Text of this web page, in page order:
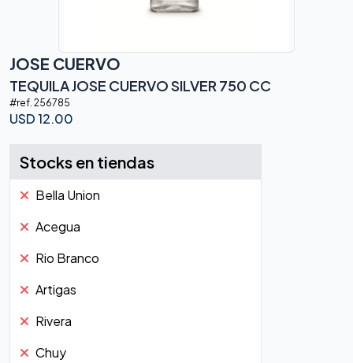
JOSE CUERVO
TEQUILA JOSE CUERVO SILVER 750 CC
#ref. 256785
USD12.00
Stocks en tiendas
Bella Union
Acegua
Rio Branco
Artigas
Rivera
Chuy